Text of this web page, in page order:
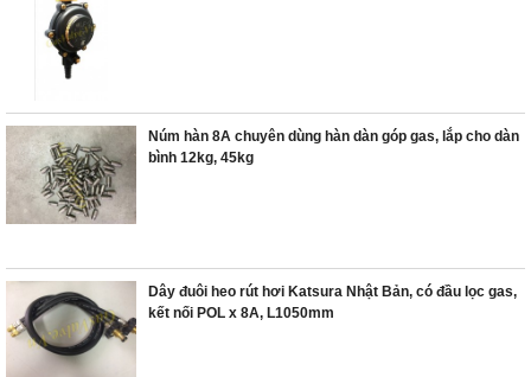
Núm hàn 8A chuyên dùng hàn dàn góp gas, lắp cho dàn
bình 12kg, 45kg
Dây đuôi heo rút hơi Katsura Nhật Bản, có đầu lọc gas,
kết nối POL x 8A, L1050mm